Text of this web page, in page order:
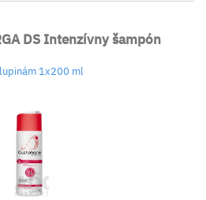
DS Intenzívny šampón
1x200 ml